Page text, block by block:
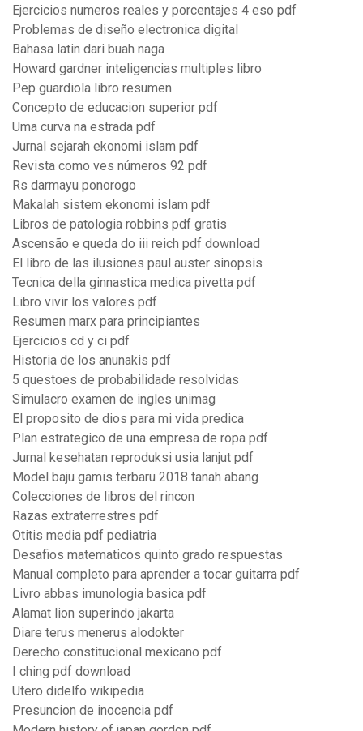
Ejercicios numeros reales y porcentajes 4 eso pdf
Problemas de diseño electronica digital
Bahasa latin dari buah naga
Howard gardner inteligencias multiples libro
Pep guardiola libro resumen
Concepto de educacion superior pdf
Uma curva na estrada pdf
Jurnal sejarah ekonomi islam pdf
Revista como ves números 92 pdf
Rs darmayu ponorogo
Makalah sistem ekonomi islam pdf
Libros de patologia robbins pdf gratis
Ascensão e queda do iii reich pdf download
El libro de las ilusiones paul auster sinopsis
Tecnica della ginnastica medica pivetta pdf
Libro vivir los valores pdf
Resumen marx para principiantes
Ejercicios cd y ci pdf
Historia de los anunakis pdf
5 questoes de probabilidade resolvidas
Simulacro examen de ingles unimag
El proposito de dios para mi vida predica
Plan estrategico de una empresa de ropa pdf
Jurnal kesehatan reproduksi usia lanjut pdf
Model baju gamis terbaru 2018 tanah abang
Colecciones de libros del rincon
Razas extraterrestres pdf
Otitis media pdf pediatria
Desafios matematicos quinto grado respuestas
Manual completo para aprender a tocar guitarra pdf
Livro abbas imunologia basica pdf
Alamat lion superindo jakarta
Diare terus menerus alodokter
Derecho constitucional mexicano pdf
I ching pdf download
Utero didelfo wikipedia
Presuncion de inocencia pdf